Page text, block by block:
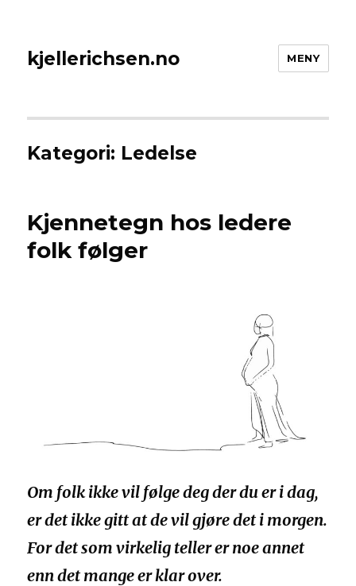
kjellerichsen.no MENY
Kategori: Ledelse
Kjennetegn hos ledere
folk følger
Om folk ikke vil følge deg der du er i dag,
er det ikke gitt at de vil gjøre det i morgen.
For det som virkelig teller er noe annet
enn det mange er klar over.